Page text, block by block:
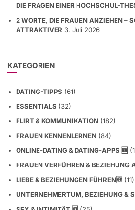
DIE FRAGEN EINER HOCHSCHUL-
2 WORTE, DIE FRAUEN ANZIEHEN –
ATTRAKTIVER 3. Juli 2026
KATEGORIEN
DATING-TIPPS (61)
ESSENTIALS (32)
FLIRT & KOMMUNIKATION (182)
FRAUEN KENNENLERNEN (84)
ONLINE-DATING & DATING-APPS 🆕
FRAUEN VERFÜHREN & BEZIEHUNG
LIEBE & BEZIEHUNGEN FÜHREN🆕 (11)
UNTERNEHMERTUM, BEZIEHUNG &